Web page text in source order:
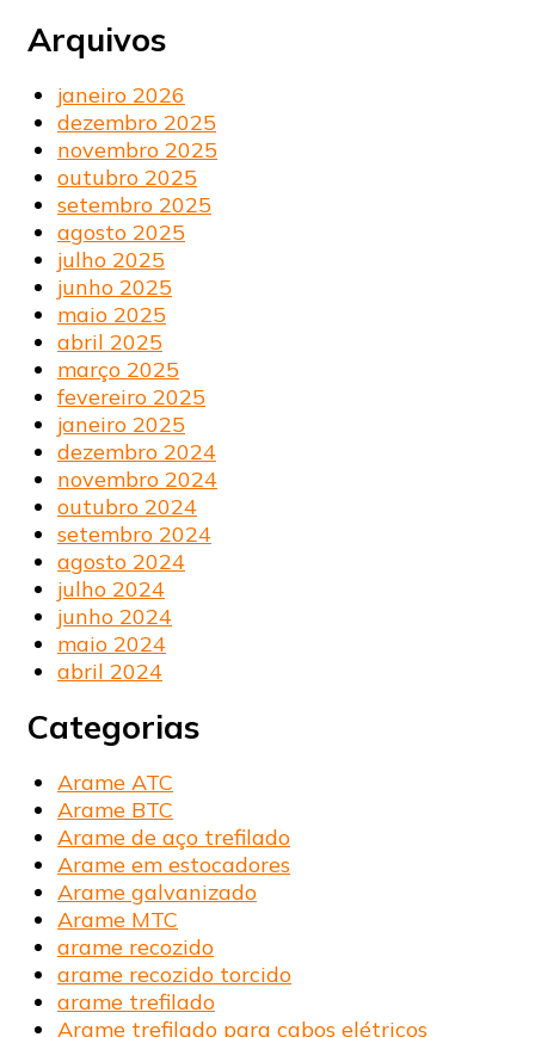
Arquivos
janeiro 2026
dezembro 2025
novembro 2025
outubro 2025
setembro 2025
agosto 2025
julho 2025
junho 2025
maio 2025
abril 2025
março 2025
fevereiro 2025
janeiro 2025
dezembro 2024
novembro 2024
outubro 2024
setembro 2024
agosto 2024
julho 2024
junho 2024
maio 2024
abril 2024
Categorias
Arame ATC
Arame BTC
Arame de aço trefilado
Arame em estocadores
Arame galvanizado
Arame MTC
arame recozido
arame recozido torcido
arame trefilado
Arame trefilado para cabos elétricos